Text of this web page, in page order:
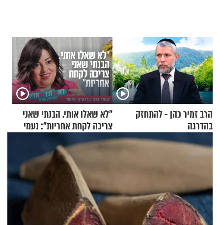
הרב זמיר כהן - להתחזק
בהדרגה
"לא שאלו אותי. הבנתי שאני
צריכה לקחת אחריות": נעמי
בנט בריאיון אישי